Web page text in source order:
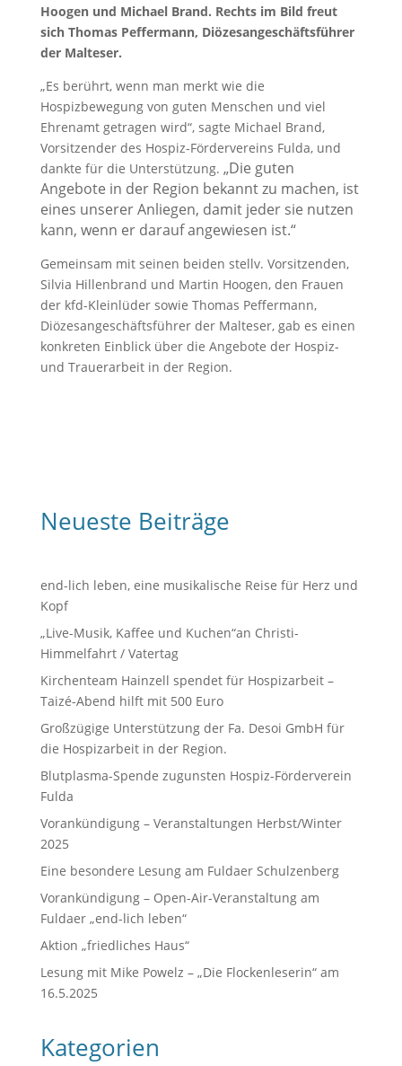
Hoogen und Michael Brand. Rechts im Bild freut
sich Thomas Peffermann, Diözesangeschäftsführer
der Malteser.
„Es berührt, wenn man merkt wie die
Hospizbewegung von guten Menschen und viel
Ehrenamt getragen wird“, sagte Michael Brand,
Vorsitzender des Hospiz-Fördervereins Fulda, und
dankte für die Unterstützung. „Die guten
Angebote in der Region bekannt zu machen, ist
eines unserer Anliegen, damit jeder sie nutzen
kann, wenn er darauf angewiesen ist.“
Gemeinsam mit seinen beiden stellv. Vorsitzenden,
Silvia Hillenbrand und Martin Hoogen, den Frauen
der kfd-Kleinlüder sowie Thomas Peffermann,
Diözesangeschäftsführer der Malteser, gab es einen
konkreten Einblick über die Angebote der Hospiz-
und Trauerarbeit in der Region.
Neueste Beiträge
end-lich leben, eine musikalische Reise für Herz und
Kopf
„Live-Musik, Kaffee und Kuchen“an Christi-
Himmelfahrt / Vatertag
Kirchenteam Hainzell spendet für Hospizarbeit –
Taizé-Abend hilft mit 500 Euro
Großzügige Unterstützung der Fa. Desoi GmbH für
die Hospizarbeit in der Region.
Blutplasma-Spende zugunsten Hospiz-Förderverein
Fulda
Vorankündigung – Veranstaltungen Herbst/Winter
2025
Eine besondere Lesung am Fuldaer Schulzenberg
Vorankündigung – Open-Air-Veranstaltung am
Fuldaer „end-lich leben“
Aktion „friedliches Haus“
Lesung mit Mike Powelz – „Die Flockenleserin“ am
16.5.2025
Kategorien